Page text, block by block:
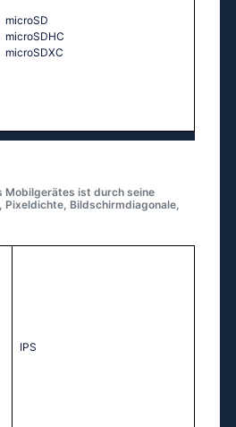
microSD
microSDHC
microSDXC
Mobilgerätes ist durch seine
Pixeldichte, Bildschirmdiagonale,
IPS